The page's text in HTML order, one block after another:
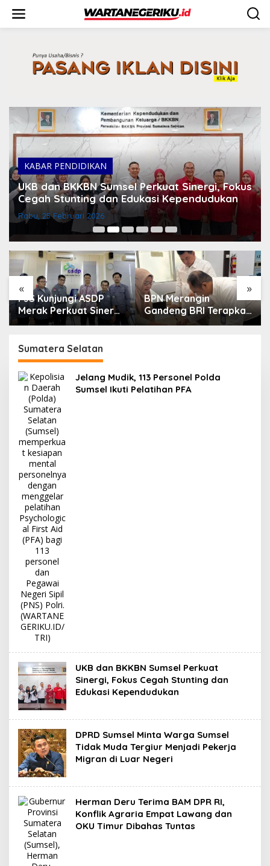
w
KABAR PENDIDIKAN
UKB dan BKKBN Sumsel Perkuat Sinergi, Fokus
Cegah Stunting dan Edukasi Kependudukan
Rabu, 25 Februari 2026
« »
PJS Kunjungi ASDP
Merak Perkuat Sinergi
dan Kemitraan Pers
BPN Merangin
Gandeng BRI Terapkan
Kartu Kredit
Sumatera Selatan
Jelang Mudik, 113 Personel Polda
Sumsel Ikuti Pelatihan PFA
UKB dan BKKBN Sumsel Perkuat
Sinergi, Fokus Cegah Stunting dan
Edukasi Kependudukan
DPRD Sumsel Minta Warga Sumsel
Tidak Muda Tergiur Menjadi Pekerja
Migran di Luar Negeri
Herman Deru Terima BAM DPR RI,
Konflik Agraria Empat Lawang dan
OKU Timur Dibahas Tuntas